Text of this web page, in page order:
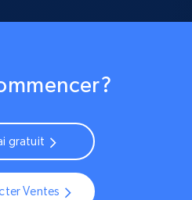
gratuit
Ventes